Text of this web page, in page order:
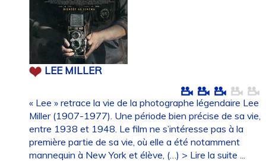
LEE MILLER
« Lee » retrace la vie de la photographe légendaire Lee
Miller (1907-1977). Une période bien précise de sa vie,
entre 1938 et 1948. Le film ne s’intéresse pas à la
première partie de sa vie, où elle a été notamment
mannequin à New York et élève, (…) > Lire la suite ...